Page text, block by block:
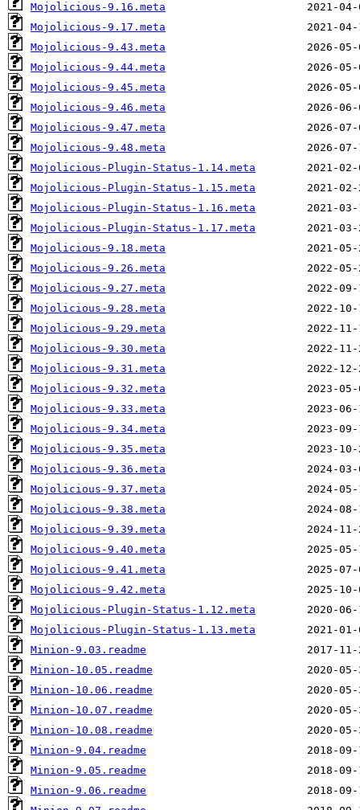
Mojolicious-9.16.meta
Mojolicious-9.17.meta
Mojolicious-9.43.meta
Mojolicious-9.44.meta
Mojolicious-9.45.meta
Mojolicious-9.46.meta
Mojolicious-9.47.meta
Mojolicious-9.48.meta
Mojolicious-Plugin-Status-1.14.meta
Mojolicious-Plugin-Status-1.15.meta
Mojolicious-Plugin-Status-1.16.meta
Mojolicious-Plugin-Status-1.17.meta
Mojolicious-9.18.meta
Mojolicious-9.26.meta
Mojolicious-9.27.meta
Mojolicious-9.28.meta
Mojolicious-9.29.meta
Mojolicious-9.30.meta
Mojolicious-9.31.meta
Mojolicious-9.32.meta
Mojolicious-9.33.meta
Mojolicious-9.34.meta
Mojolicious-9.35.meta
Mojolicious-9.36.meta
Mojolicious-9.37.meta
Mojolicious-9.38.meta
Mojolicious-9.39.meta
Mojolicious-9.40.meta
Mojolicious-9.41.meta
Mojolicious-9.42.meta
Mojolicious-Plugin-Status-1.12.meta
Mojolicious-Plugin-Status-1.13.meta
Minion-9.03.readme
Minion-10.05.readme
Minion-10.06.readme
Minion-10.07.readme
Minion-10.08.readme
Minion-9.04.readme
Minion-9.05.readme
Minion-9.06.readme